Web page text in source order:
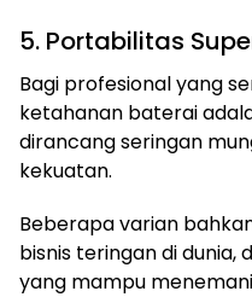
5. Portabilitas
Bagi profesional yang
ketahanan baterai
dirancang seringan
kekuatan.
Beberapa varian
bisnis teringan di
yang mampu